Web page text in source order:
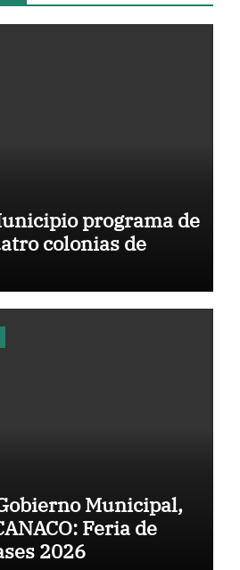
programa de
colonias de
Municipal,
Feria de
2026